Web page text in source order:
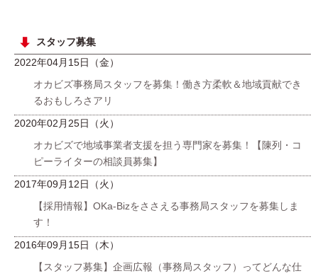
スタッフ募集
2022年04月15日（金）
オカビズ事務局スタッフを募集！働き方柔軟＆地域貢献でき
るおもしろさアリ
2020年02月25日（火）
オカビズで地域事業者支援を担う専門家を募集！【陳列・コ
ピーライターの相談員募集】
2017年09月12日（火）
【採用情報】OKa-Bizをささえる事務局スタッフを募集しま
す！
2016年09月15日（木）
【スタッフ募集】企画広報（事務局スタッフ）ってどんな仕